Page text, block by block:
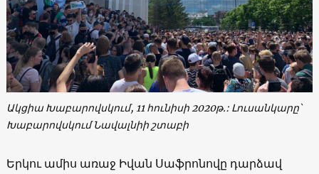
Ակցիա Խաբարովսկում, 11 հունիսի 2020թ.: Լուսանկարը՝
ԽաբարովսկումՆավալնիի շտաբի
Երկու ամիս առաջ Իվան Սաֆրոնովը դարձավ